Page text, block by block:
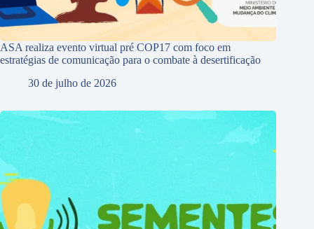
ASA realiza evento virtual pré COP17 com foco em
estratégias de comunicação para o combate à desertificação
30 de julho de 2026